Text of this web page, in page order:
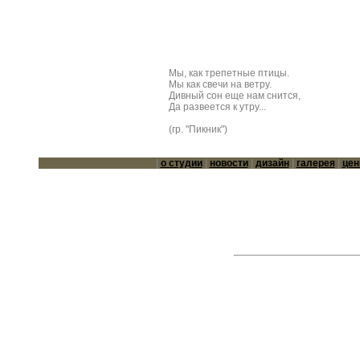
Мы, как трепетные птицы.
Мы как свечи на ветру.
Дивный сон ещe нам снится,
Да развеется к утру...
(гр. "Пикник")
о студии| новости| дизайн| галерея